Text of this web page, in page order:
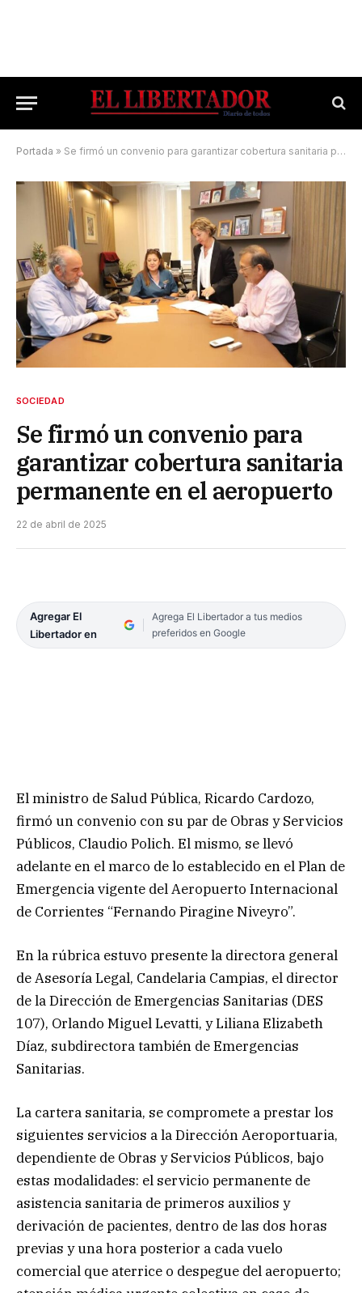
Portada » Se firmó un convenio para garantizar cobertura sanitaria permanente en el aeropuerto
SOCIEDAD
Se firmó un convenio para
garantizar cobertura sanitaria
permanente en el aeropuerto
22 de abril de 2025
Agregar El
Libertador en
Agrega El Libertador a tus medios
preferidos en Google
El ministro de Salud Pública, Ricardo Cardozo,
firmó un convenio con su par de Obras y Servicios
Públicos, Claudio Polich. El mismo, se llevó
adelante en el marco de lo establecido en el Plan de
Emergencia vigente del Aeropuerto Internacional
de Corrientes “Fernando Piragine Niveyro”.
En la rúbrica estuvo presente la directora general
de Asesoría Legal, Candelaria Campias, el director
de la Dirección de Emergencias Sanitarias (DES
107), Orlando Miguel Levatti, y Liliana Elizabeth
Díaz, subdirectora también de Emergencias
Sanitarias.
La cartera sanitaria, se compromete a prestar los
siguientes servicios a la Dirección Aeroportuaria,
dependiente de Obras y Servicios Públicos, bajo
estas modalidades: el servicio permanente de
asistencia sanitaria de primeros auxilios y
derivación de pacientes, dentro de las dos horas
previas y una hora posterior a cada vuelo
comercial que aterrice o despegue del aeropuerto;